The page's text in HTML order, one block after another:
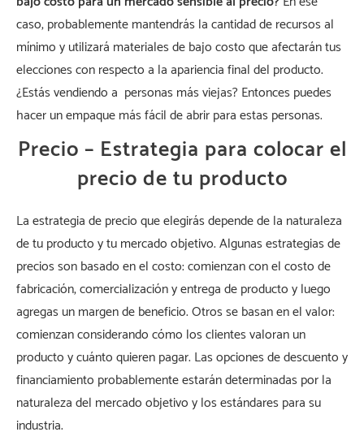
caso, probablemente mantendrás la cantidad de recursos al
mínimo y utilizará materiales de bajo costo que afectarán tus
elecciones con respecto a la apariencia final del producto.
¿Estás vendiendo a personas más viejas? Entonces puedes
hacer un empaque más fácil de abrir para estas personas.
Precio – Estrategia para colocar el
precio de tu producto
La estrategia de precio que elegirás depende de la naturaleza
de tu producto y tu mercado objetivo. Algunas estrategias de
precios son basado en el costo: comienzan con el costo de
fabricación, comercialización y entrega de producto y luego
agregas un margen de beneficio. Otros se basan en el valor:
comienzan considerando cómo los clientes valoran un
producto y cuánto quieren pagar. Las opciones de descuento y
financiamiento probablemente estarán determinadas por la
naturaleza del mercado objetivo y los estándares para su
industria.